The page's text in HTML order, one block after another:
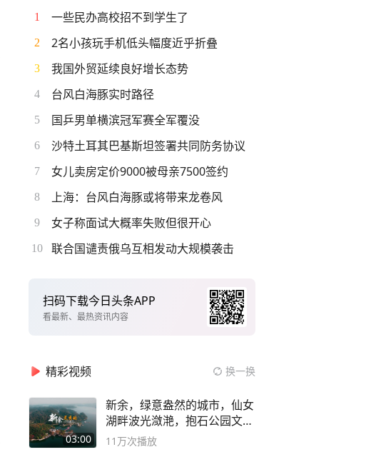
1 一些民办高校招不到学生了
2 2名小孩玩手机低头幅度近乎折叠
3 我国外贸延续良好增长态势
4 台风白海豚实时路径
5 国乒男单横滨冠军赛全军覆没
6 沙特土耳其巴基斯坦签署共同防务协议
7 女儿卖房定价9000被母亲7500签约
8 上海：台风白海豚或将带来龙卷风
9 女子称面试大概率失败但很开心
10 联合国谴责俄乌互相发动大规模袭击
扫码下载今日头条APP
看最新、最热资讯内容
精彩视频 换一换
03:00
新余，绿意盎然的城市，仙女
湖畔波光潋滟，抱石公园文化
深邃……
11万次播放